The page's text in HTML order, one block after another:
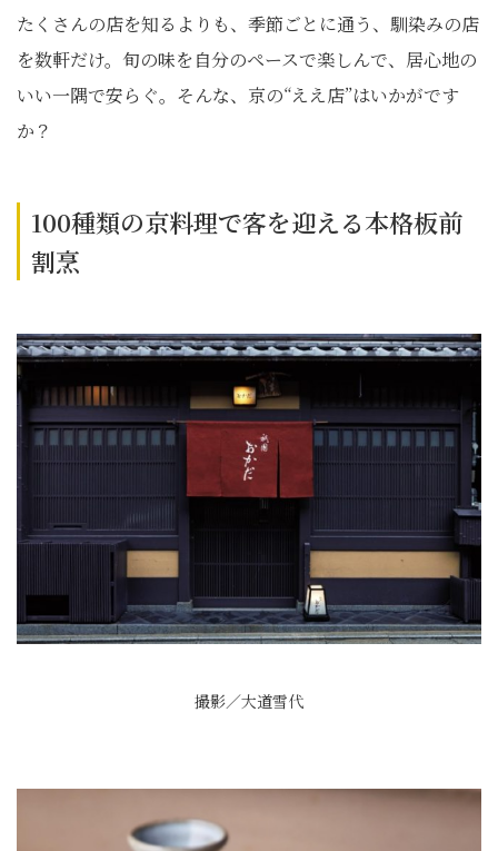
たくさんの店を知るよりも、季節ごとに通う、馴染みの店
を数軒だけ。旬の味を自分のペースで楽しんで、居心地の
いい一隅で安らぐ。そんな、京の“ええ店”はいかがです
か？
100種類の京料理で客を迎える本格板前
割烹
撮影／大道雪代